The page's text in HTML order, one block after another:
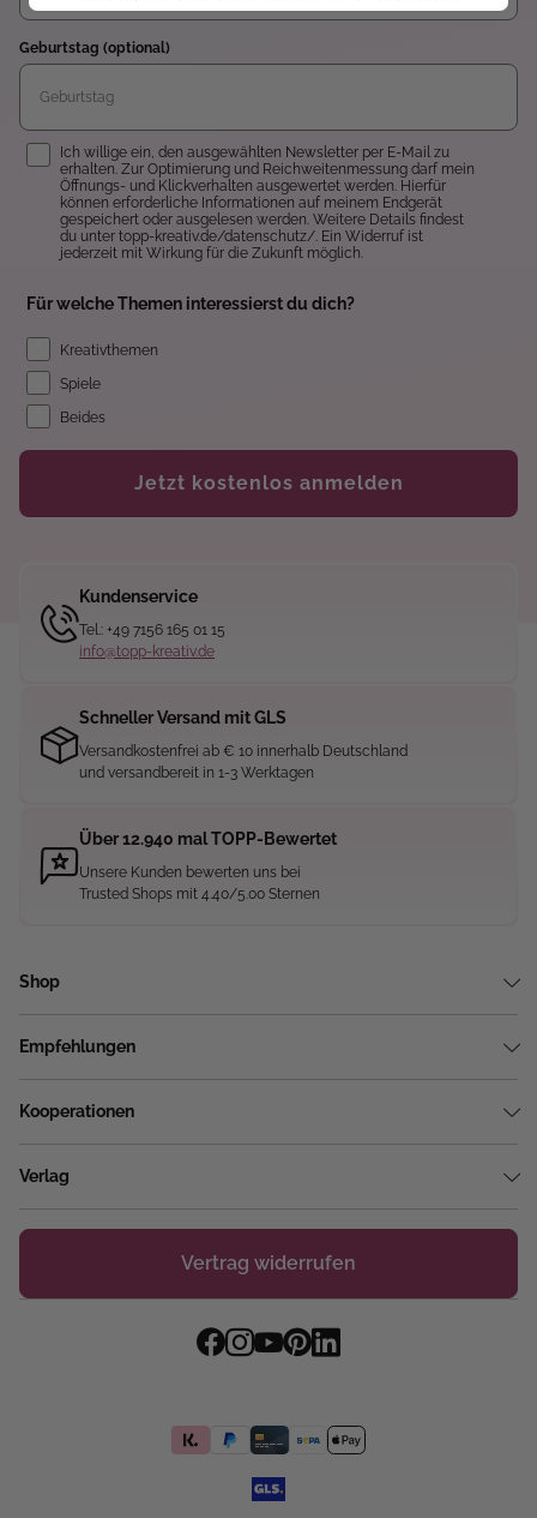
Geburtstag (optional)
Einwilligung
Ich willige ein, den ausgewählten Newsletter per E-Mail zu
erhalten. Zur Optimierung und Reichweitenmessung darf mein
Öffnungs- und Klickverhalten ausgewertet werden. Hierfür
können erforderliche Informationen auf meinem Endgerät
gespeichert oder ausgelesen werden. Weitere Details findest
du unter topp-kreativ.de/datenschutz/. Ein Widerruf ist
jederzeit mit Wirkung für die Zukunft möglich.
Für welche Themen interessierst du dich?
Kreativthemen
Spiele
Beides
Jetzt kostenlos anmelden
Kundenservice
Tel.: +49 7156 165 01 15
info@topp-kreativ.de
Schneller Versand mit GLS
Versandkostenfrei ab € 10 innerhalb Deutschland
und versandbereit in 1-3 Werktagen
Über 12.940 mal TOPP-Bewertet
Unsere Kunden bewerten uns bei
Trusted Shops mit 4.40/5.00 Sternen
Shop
Empfehlungen
Kooperationen
Verlag
Vertrag widerrufen